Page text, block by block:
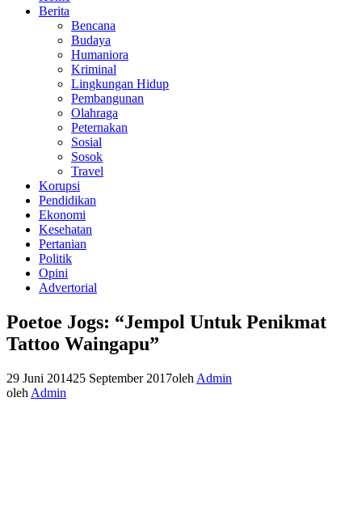
Berita
Bencana
Budaya
Humaniora
Kriminal
Lingkungan Hidup
Pembangunan
Olahraga
Peternakan
Sosial
Sosok
Travel
Korupsi
Pendidikan
Ekonomi
Kesehatan
Pertanian
Politik
Opini
Advertorial
Poetoe Jogs: “Jempol Untuk Penikmat
Tattoo Waingapu”
29 Juni 201425 September 2017oleh Admin
oleh Admin